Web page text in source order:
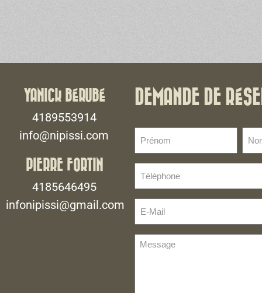
YANICK BÉRUBÉ
4189553914
info@nipissi.com
PIERRE FORTIN
4185646495
infonipissi@gmail.com
DEMANDE DE
(Nécessaire)
de
(Nécessaire)
Mail
Message